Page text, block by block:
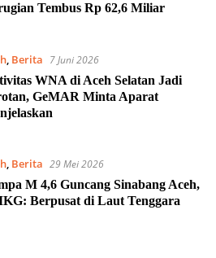
Tembus Rp 62,6 Miliar
, Berita 7 Juni 2026
WNA di Aceh Selatan Jadi
GeMAR Minta Aparat
, Berita 29 Mei 2026
M 4,6 Guncang Sinabang Aceh,
Berpusat di Laut Tenggara